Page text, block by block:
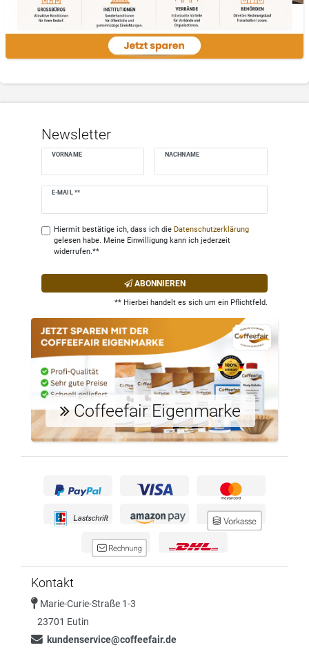
Newsletter
VORNAME NACHNAME
E-MAIL **
Newsletter
Hiermit bestätige ich, dass ich die Daten­schutz­erklärung
gelesen habe. Meine Einwilligung kann ich jederzeit
widerrufen.**
ABONNIEREN
** Hierbei handelt es sich um ein Pflichtfeld.
Coffeefair Eigenmarke
Kontakt
Marie-Curie-Straße 1-3
23701 Eutin
kundenservice@coffeefair.de